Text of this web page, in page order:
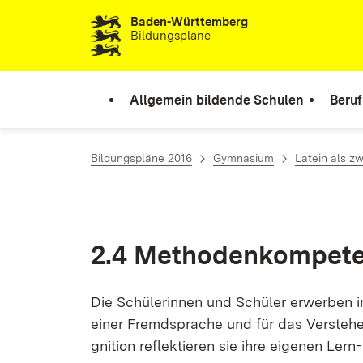
Zum Inhalt springenBaden-Württemberg
Bildungspläne
Allgemein bildende Schulen
Bildungspläne 2016 Gymnasium Latein als
2.4
Die Schü­le­rin­nen und Schü­ler er­wer­ben
ei­ner Fremd­spra­che und für das
gni­ti­on re­flek­tie­ren sie ih­re ei­ge­nen